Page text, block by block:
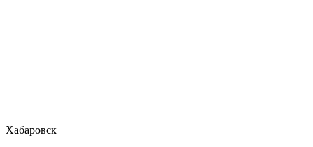
Хабаровск